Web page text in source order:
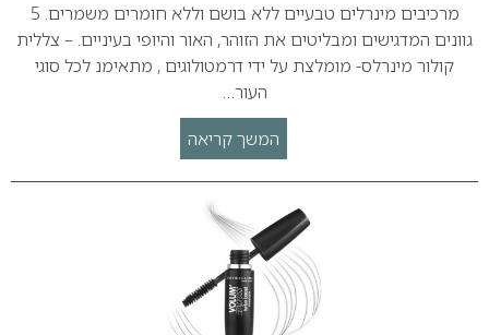
מרכיבים מינרלים טבעיים ללא בושם וללא חומרים משמרים. 5
גוונים המדגישים ומבליטים את הזוהר, האור והיופי בעיניים. – צללית
קולור מינרלס- מומלצת על ידי דרמטולוגים , מתאימנ לכל סוגי
העור…
המשך קריאה